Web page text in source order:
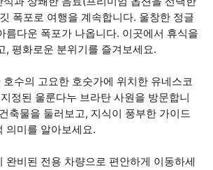
폭포로 여행을 계속합니다. 울창한 정글
름다운 폭포가 나옵니다. 이곳에서 휴식을
, 평화로운 분위기를 즐겨보세요.
수의 고요한 호숫가에 위치한 유네스코
정된 울룬다누 브라탄 사원을 방문합니
축물을 둘러보고, 지식이 풍부한 가이드
의미를 알아보세요.
완비된 전용 차량으로 편안하게 이동하세